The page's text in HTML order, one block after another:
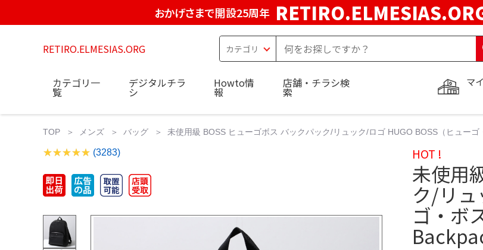
おかげさまで開設25周年
RETIRO.ELMESIAS.ORG
マ
カテゴリ一
覧
デジタルチラ
シ
Howto情
報
店舗・チラシ検
索
TOP メンズ バッグ 未使用級 BOSS ヒューゴボス バックパック/リュック/ロゴ HUGO BOSS（ヒュー
(3283) HOT !
未使用
ク/リュ
ゴ・ボ